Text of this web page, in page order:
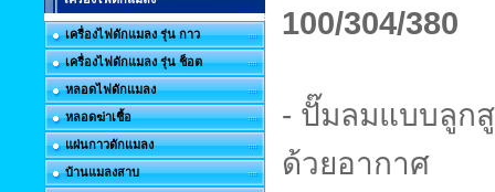
เครื่องไฟดักแมลง รุ่น กาว
เครื่องไฟดักแมลง รุ่น ช็อต
หลอดไฟดักแมลง
หลอดฆ่าเชื้อ
แผ่นกาวดักแมลง
บ้านแมลงสาบ
100/304/380
- ปั๊มลมแบบลูก
ด้วยอากาศ